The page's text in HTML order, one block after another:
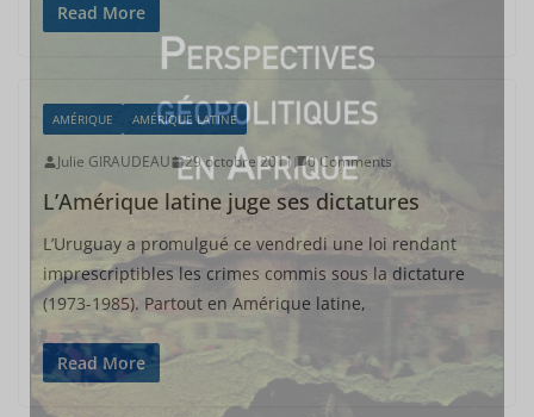
Read More
AMÉRIQUE AMÉRIQUE LATINE
Julie GIRAUDEAU 29 octobre 2011 0 Comments
L’Amérique latine juge ses dictatures
L’Uruguay a promulgué ce vendredi une loi rendant
imprescriptibles les crimes commis sous la dictature
(1973-1985). Partout en Amérique latine,
Read More